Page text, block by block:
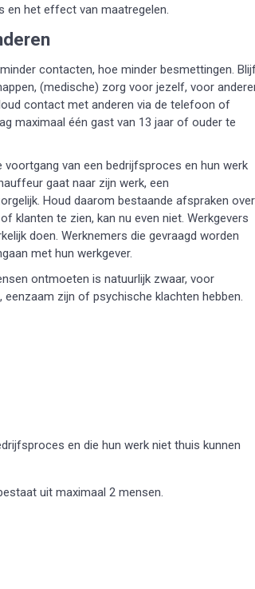
en het effect van maatregelen.
contacten, hoe minder besmettingen.
(medische) zorg voor jezelf, voor
contact met anderen via de telefoon of
maximaal één gast van 13 jaar of ouder te
van een bedrijfsproces en hun werk
gaat naar zijn werk, een
Houd daarom bestaande afspraken over
klanten te zien, kan nu even niet. Werkgevers
doen. Werknemers die gevraagd worden
met hun werkgever.
ontmoeten is natuurlijk zwaar, voor
zijn of psychische klachten hebben.
en die hun werk niet thuis kunnen
uit maximaal 2 mensen.